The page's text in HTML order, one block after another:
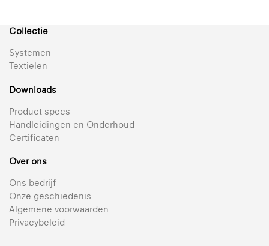
Collectie
Systemen
Textielen
Downloads
Product specs
Handleidingen en Onderhoud
Certificaten
Over ons
Ons bedrijf
Onze geschiedenis
Algemene voorwaarden
Privacybeleid